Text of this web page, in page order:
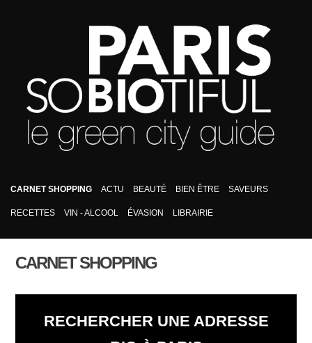
CARNET SHOPPING ACTU BEAUTÉ BIEN ÊTRE SAVEURS
RECETTES VIN - ALCOOL ÉVASION LIBRAIRIE
CARNET SHOPPING
RECHERCHER UNE ADRESSE